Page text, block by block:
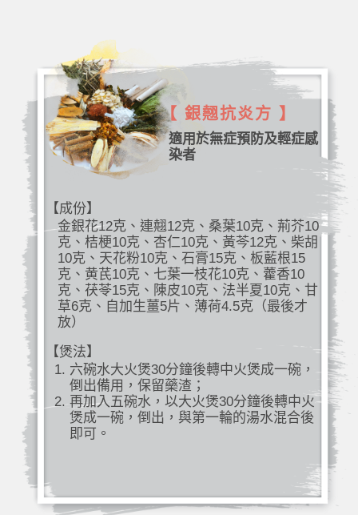
【 銀翹抗炎方 】
適用於無症預防及輕症感
染者
【成份】
金銀花12克、連翹12克、桑葉10克、荊芥10
克、桔梗10克、杏仁10克、黃芩12克、柴胡
10克、天花粉10克、石膏15克、板藍根15
克、黄芪10克、七葉一枝花10克、藿香10
克、茯苓15克、陳皮10克、法半夏10克、甘
草6克、自加生薑5片、薄荷4.5克（最後才
放）
【煲法】
六碗水大火煲30分鐘後轉中火煲成一碗，
倒出備用，保留藥渣；
再加入五碗水，以大火煲30分鐘後轉中火
煲成一碗，倒出，與第一輪的湯水混合後
即可。